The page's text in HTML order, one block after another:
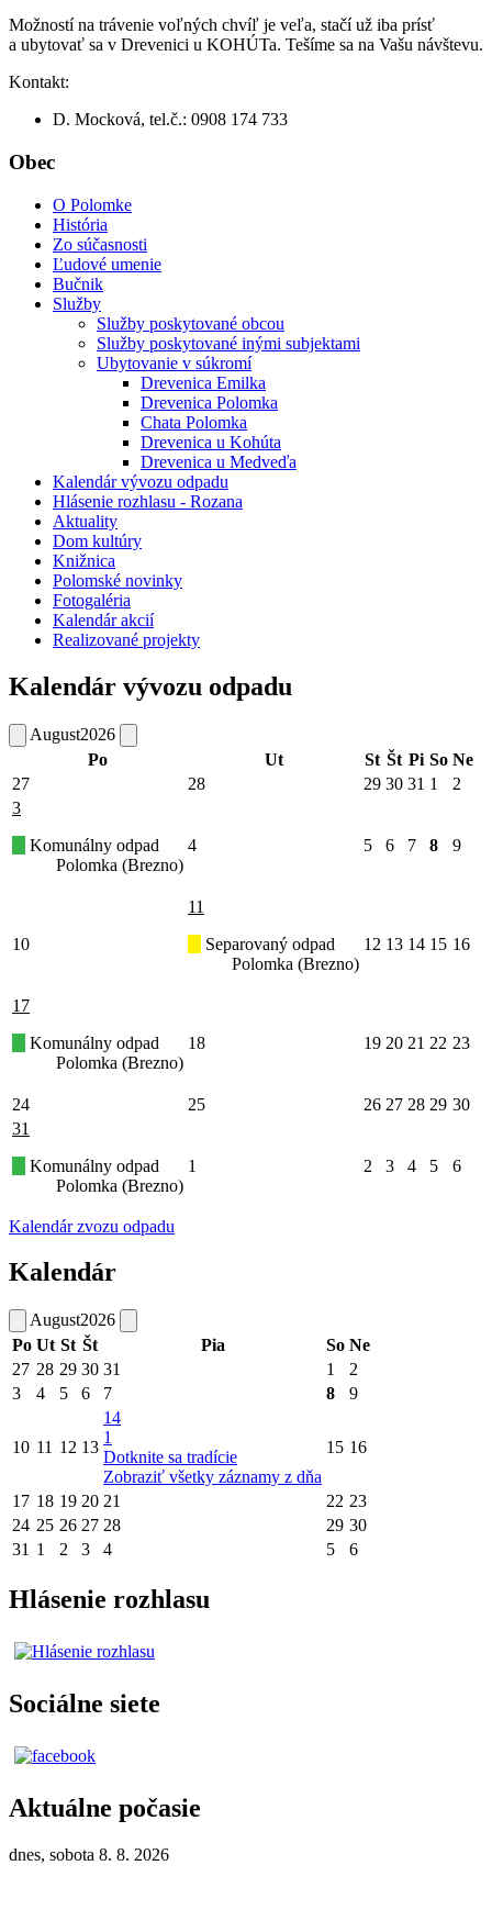
Možností na trávenie voľných chvíľ je veľa, stačí už iba prísť
a ubytovať sa v Drevenici u KOHÚTa. Tešíme sa na Vašu návštevu.
Kontakt:
D. Mocková, tel.č.: 0908 174 733
Obec
O Polomke
História
Zo súčasnosti
Ľudové umenie
Bučnik
Služby
Služby poskytované obcou
Služby poskytované inými subjektami
Ubytovanie v súkromí
Drevenica Emilka
Drevenica Polomka
Chata Polomka
Drevenica u Kohúta
Drevenica u Medveďa
Kalendár vývozu odpadu
Hlásenie rozhlasu - Rozana
Aktuality
Dom kultúry
Knižnica
Polomské novinky
Fotogaléria
Kalendár akcií
Realizované projekty
Kalendár vývozu odpadu
August2026
Po
Ut St Št Pi So Ne
27
28 29 30 31 1
2
3
Komunálny odpad
Polomka (Brezno)
4 5 6 7 8 9
10
11
Separovaný odpad
Polomka (Brezno)
12 13 14 15 16
17
Komunálny odpad
Polomka (Brezno)
18 19 20 21 22 23
24 25 26 27 28 29 30
31
Komunálny odpad
Polomka (Brezno)
1 2 3 4 5 6
Kalendár zvozu odpadu
Kalendár
August2026
Po Ut St Št Pia So Ne
27 28 29 30 31 1
2
3
4 5 6 7 8 9
10 11 12 13
14
1
Dotknite sa tradície
Zobraziť všetky záznamy z dňa
15 16
17 18 19 20 21 22 23
24 25 26 27 28 29 30
31 1 2 3 4 5 6
Hlásenie rozhlasu
Sociálne siete
Aktuálne počasie
dnes, sobota 8. 8. 2026